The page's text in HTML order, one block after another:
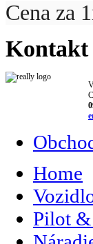
Cena za
Kontakt
Home
Pilot